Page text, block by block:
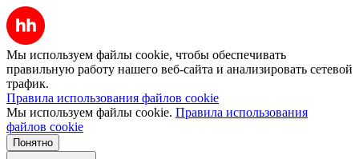
Мы используем файлы cookie, чтобы обеспечивать
правильную работу нашего веб-сайта и анализировать сетевой
трафик.
Правила использования файлов cookie
Мы используем файлы cookie. Правила использования
файлов cookie
Понятно